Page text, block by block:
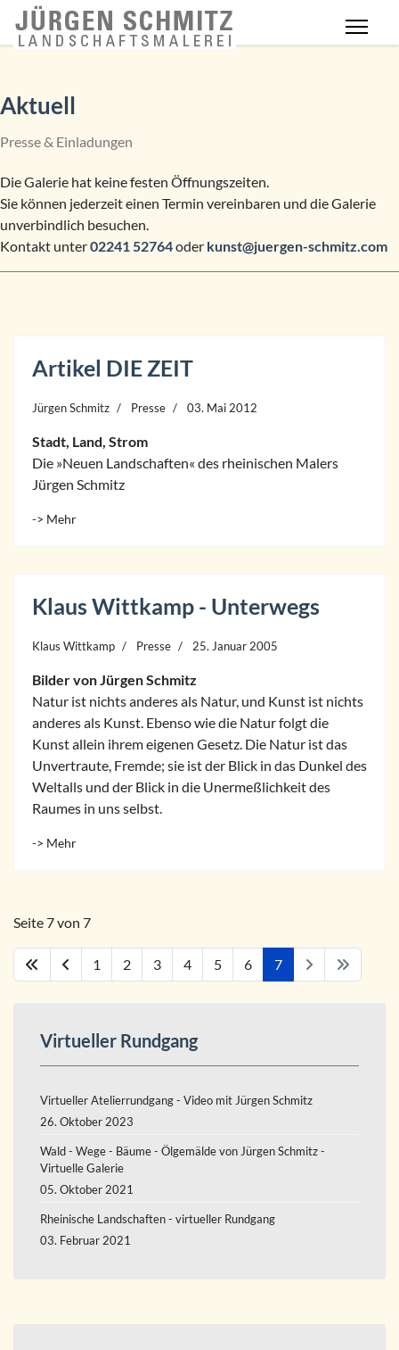
Aktuell
Presse & Einladungen
Die Galerie hat keine festen Öffnungszeiten.
Sie können jederzeit einen Termin vereinbaren und die Galerie
unverbindlich besuchen.
Kontakt unter02241 52764oder kunst@juergen-schmitz.com
Artikel DIE ZEIT
Jürgen Schmitz Presse 03. Mai 2012
Stadt, Land, Strom
Die »Neuen Landschaften« des rheinischen Malers
Jürgen Schmitz
-> Mehr
Klaus Wittkamp - Unterwegs
Klaus Wittkamp Presse 25. Januar 2005
Bilder von Jürgen Schmitz
Natur ist nichts anderes als Natur, und Kunst ist nichts
anderes als Kunst. Ebenso wie die Natur folgt die
Kunst allein ihrem eigenen Gesetz. Die Natur ist das
Unvertraute, Fremde; sie ist der Blick in das Dunkel des
Weltalls und der Blick in die Unermeßlichkeit des
Raumes in uns selbst.
-> Mehr
Seite 7 von 7
1 2 3 4 5 6 7
Virtueller Rundgang
Virtueller Atelierrundgang - Video mit Jürgen Schmitz
26. Oktober 2023
Wald - Wege - Bäume - Ölgemälde von Jürgen Schmitz -
Virtuelle Galerie
05. Oktober 2021
Rheinische Landschaften - virtueller Rundgang
03. Februar 2021